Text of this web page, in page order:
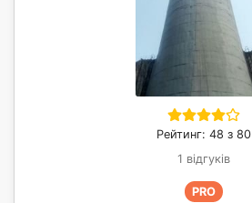
Рейтинг: 48 з 80
1 відгуків
PRO